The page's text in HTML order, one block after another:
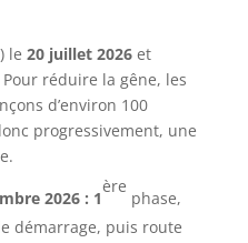
le 20 juillet 2026et
Pour réduire la gêne, les
d’environ 100
progressivement, une
2026 : 1
ère
phase,
démarrage, puis route